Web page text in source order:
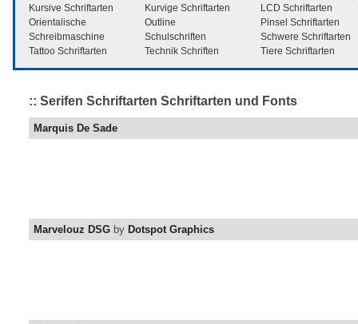
Kursive Schriftarten
Kurvige Schriftarten
LCD Schriftarten
Orientalische
Outline
Pinsel Schriftarten
Schreibmaschine
Schulschriften
Schwere Schriftarten
Tattoo Schriftarten
Technik Schriften Tiere Schriftarten
:: Serifen Schriftarten Schriftarten und Fonts
Marquis De Sade
Marvelouz DSG by Dotspot Graphics